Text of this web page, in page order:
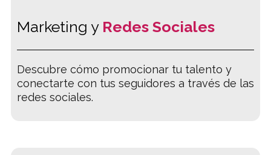
Marketing y Redes Sociales
Descubre cómo promocionar tu talento y
conectarte con tus seguidores a través de las
redes sociales.